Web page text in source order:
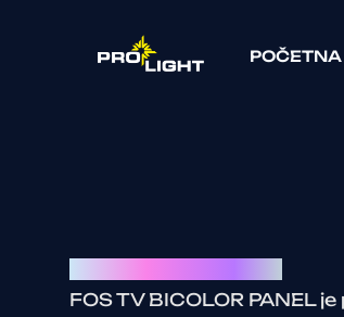
POČETNA
FOS TV BICOLOR PANEL